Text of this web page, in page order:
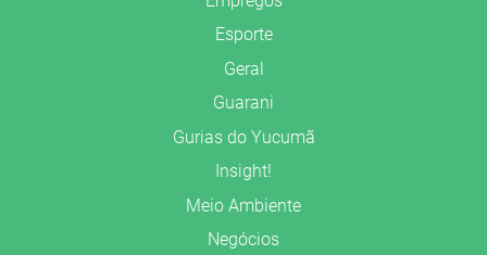
Esporte
Geral
Guarani
Gurias do Yucumã
Insight!
Meio Ambiente
Negócios